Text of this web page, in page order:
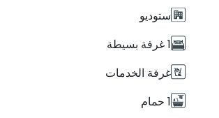
ستوديو
1 غرفة بسيطة
غرفة الخدمات
1 حمام